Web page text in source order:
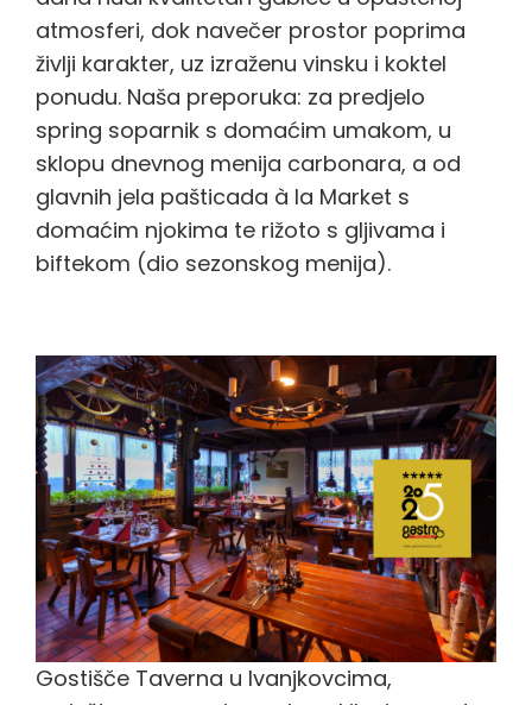
atmosferi, dok navečer prostor poprima
življi karakter, uz izraženu vinsku i koktel
ponudu. Naša preporuka: za predjelo
spring soparnik s domaćim umakom, u
sklopu dnevnog menija carbonara, a od
glavnih jela pašticada à la Market s
domaćim njokima te rižoto s gljivama i
biftekom (dio sezonskog menija).
Gostišče Taverna u Ivanjkovcima,